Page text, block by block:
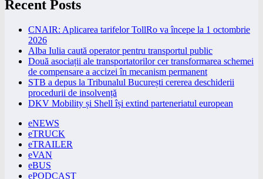
Recent Posts
CNAIR: Aplicarea tarifelor TollRo va începe la 1 octombrie
2026
Alba Iulia caută operator pentru transportul public
Două asociații ale transportatorilor cer transformarea schemei
de compensare a accizei în mecanism permanent
STB a depus la Tribunalul București cererea deschiderii
procedurii de insolvență
DKV Mobility și Shell își extind parteneriatul european
eNEWS
eTRUCK
eTRAILER
eVAN
eBUS
ePODCAST